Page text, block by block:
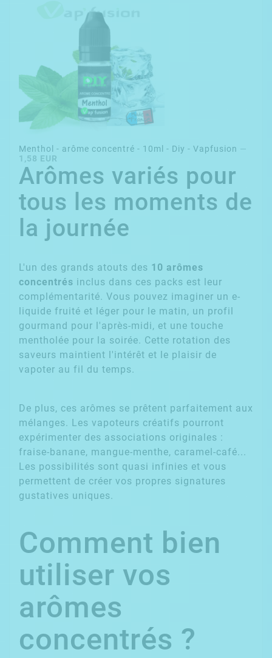
Menthol - arôme concentré - 10ml - Diy - Vapfusion —
1,58 EUR
Arômes variés pour
tous les moments de
la journée
L'un des grands atouts des 10 arômes
concentrés inclus dans ces packs est leur
complémentarité. Vous pouvez imaginer un e-
liquide fruité et léger pour le matin, un profil
gourmand pour l'après-midi, et une touche
mentholée pour la soirée. Cette rotation des
saveurs maintient l'intérêt et le plaisir de
vapoter au fil du temps.
De plus, ces arômes se prêtent parfaitement aux
mélanges. Les vapoteurs créatifs pourront
expérimenter des associations originales :
fraise-banane, mangue-menthe, caramel-café...
Les possibilités sont quasi infinies et vous
permettent de créer vos propres signatures
gustatives uniques.
Comment bien
utiliser vos
arômes
concentrés ?